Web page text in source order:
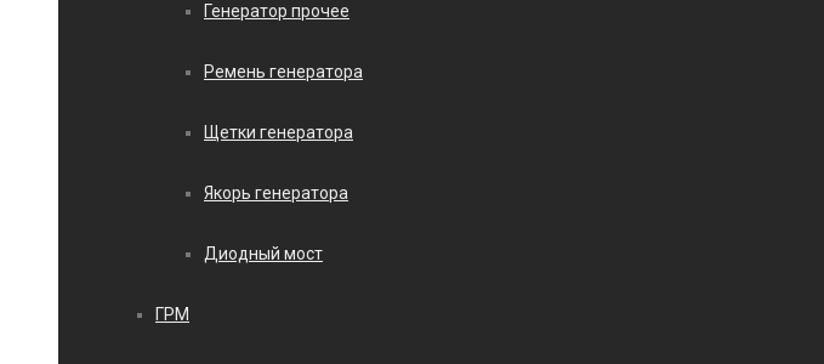
Генератор прочее
Ремень генератора
Щетки генератора
Якорь генератора
Диодный мост
ГРМ